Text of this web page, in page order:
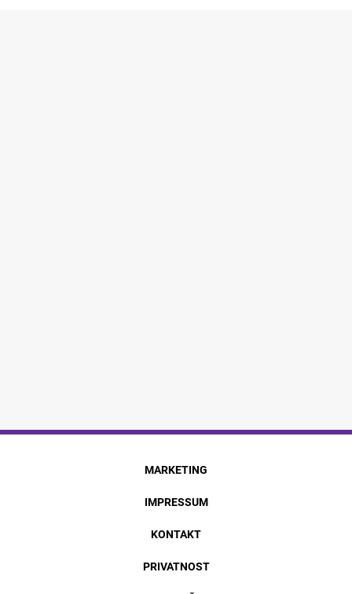
MARKETING
IMPRESSUM
KONTAKT
PRIVATNOST